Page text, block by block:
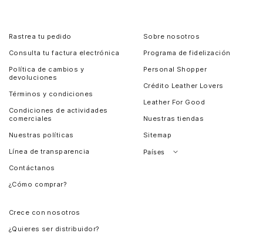
Rastrea tu pedido
Consulta tu factura electrónica
Política de cambios y
devoluciones
Términos y condiciones
Condiciones de actividades
comerciales
Nuestras políticas
Línea de transparencia
Contáctanos
¿Cómo comprar?
Sobre nosotros
Programa de fidelización
Personal Shopper
Crédito Leather Lovers
Leather For Good
Nuestras tiendas
Sitemap
Países
Crece con nosotros
¿Quieres ser distribuidor?